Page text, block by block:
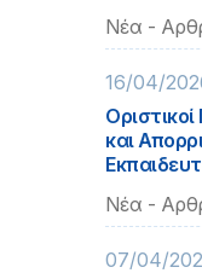
Νέα -
16/04/
και
Νέα -
07/04/